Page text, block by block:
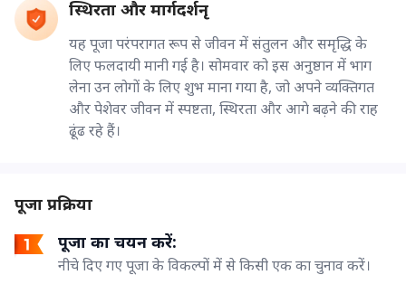
स्थिरता और मार्गदर्शनृ
यह पूजा परंपरागत रूप से जीवन में संतुलन और समृद्धि के
लिए फलदायी मानी गई है। सोमवार को इस अनुष्ठान में भाग
लेना उन लोगों के लिए शुभ माना गया है, जो अपने व्यक्तिगत
और पेशेवर जीवन में स्पष्टता, स्थिरता और आगे बढ़ने की राह
ढूंढ रहे हैं।
पूजा प्रक्रिया
पूजा का चयन करें:
नीचे दिए गए पूजा के विकल्पों में से किसी एक का चुनाव करें।